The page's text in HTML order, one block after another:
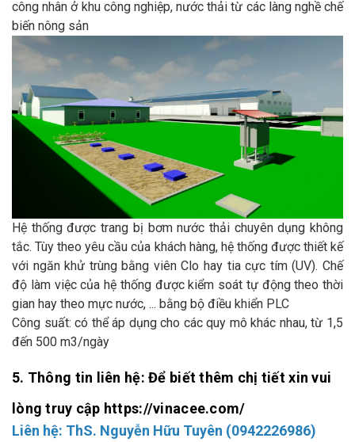
công nhân ở khu công nghiệp, nước thải từ các làng nghề chế
biến nông sản
Hệ thống được trang bị bơm nước thải chuyên dụng không
tắc. Tùy theo yêu cầu của khách hàng, hệ thống được thiết kế
với ngăn khử trùng bằng viên Clo hay tia cực tím (UV). Chế
độ làm việc của hệ thống được kiểm soát tự động theo thời
gian hay theo mực nước, ... bằng bộ điều khiển PLC
Công suất: có thể áp dụng cho các quy mô khác nhau, từ 1,5
đến 500 m3/ngày
5. Thông tin liên hệ: Để biết thêm chị tiết xin vui
lòng truy cập https://vinacee.com/
Liên hệ: ThS. Nguyễn Hữu Tuyên (0942226986)